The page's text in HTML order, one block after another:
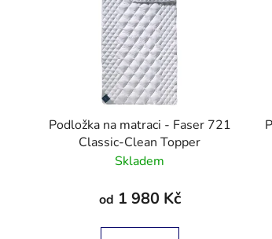
Podložka na matraci - Faser 721
Classic-Clean Topper
Skladem
od 1 980 Kč